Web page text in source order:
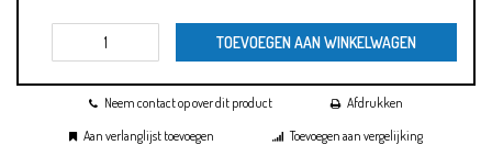
TOEVOEGEN AAN WINKELWAGEN
Neem contact op over dit product
Afdrukken
Aan verlanglijst toevoegen
Toevoegen aan vergelijking